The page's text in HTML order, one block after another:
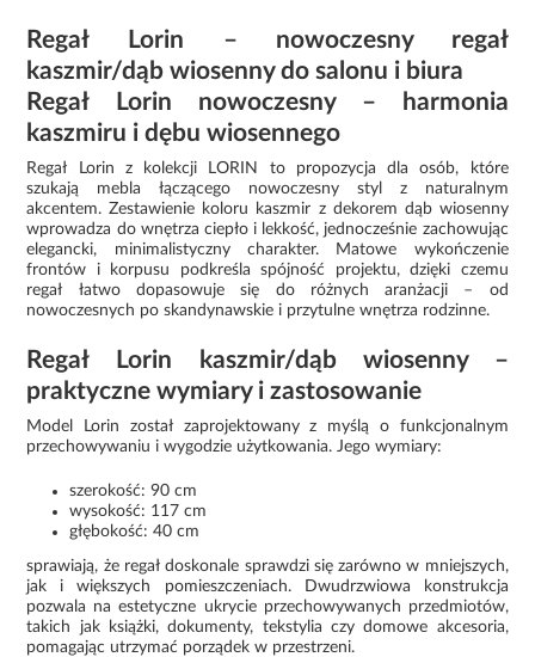
Regał Lorin – nowoczesny regał
kaszmir/dąb wiosenny do salonu i biura
Regał Lorin nowoczesny – harmonia
kaszmiru i dębu wiosennego
Regał Lorin z kolekcji LORIN to propozycja dla osób, które
szukają mebla łączącego nowoczesny styl z naturalnym
akcentem. Zestawienie koloru kaszmir z dekorem dąb wiosenny
wprowadza do wnętrza ciepło i lekkość, jednocześnie zachowując
elegancki, minimalistyczny charakter. Matowe wykończenie
frontów i korpusu podkreśla spójność projektu, dzięki czemu
regał łatwo dopasowuje się do różnych aranżacji – od
nowoczesnych po skandynawskie i przytulne wnętrza rodzinne.
Regał Lorin kaszmir/dąb wiosenny –
praktyczne wymiary i zastosowanie
Model Lorin został zaprojektowany z myślą o funkcjonalnym
przechowywaniu i wygodzie użytkowania. Jego wymiary:
szerokość: 90 cm
wysokość: 117 cm
głębokość: 40 cm
sprawiają, że regał doskonale sprawdzi się zarówno w mniejszych,
jak i większych pomieszczeniach. Dwudrzwiowa konstrukcja
pozwala na estetyczne ukrycie przechowywanych przedmiotów,
takich jak książki, dokumenty, tekstylia czy domowe akcesoria,
pomagając utrzymać porządek w przestrzeni.